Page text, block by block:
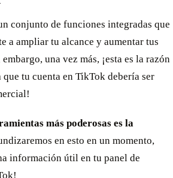
conjunto de funciones integradas que
a ampliar tu alcance y aumentar tus
una vez más, ¡esta es la razón
tu cuenta en TikTok debería ser
más poderosas es la
en esto en un momento,
información útil en tu panel de